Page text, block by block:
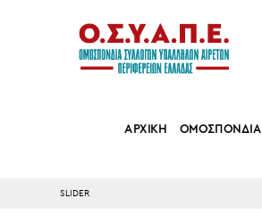
ΑΡΧΙΚΗ ΟΜΟΣΠΟΝΔΙΑ
SLIDER